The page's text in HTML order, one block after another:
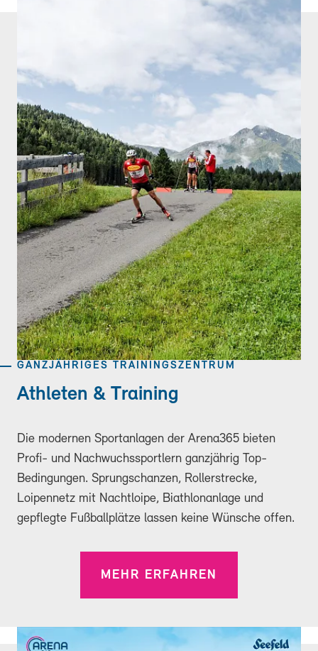
GANZJÄHRIGES TRAININGSZENTRUM
Athleten & Training
Die modernen Sportanlagen der Arena365 bieten
Profi- und Nachwuchssportlern ganzjährig Top-
Bedingungen. Sprungschanzen, Rollerstrecke,
Loipennetz mit Nachtloipe, Biathlonanlage und
gepflegte Fußballplätze lassen keine Wünsche offen.
MEHR ERFAHREN